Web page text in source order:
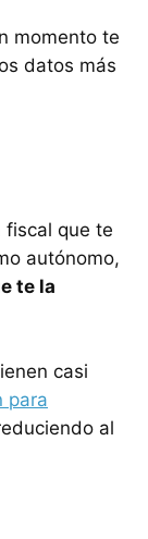
momento te
datos más
fiscal que te
autónomo,
te la
casi
para
al